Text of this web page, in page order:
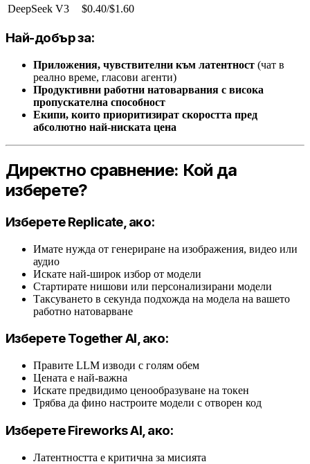
DeepSeek V3
$0.40/$1.60
Най-добър за:
Приложения, чувствителни към латентност (чат в
реално време, гласови агенти)
Продуктивни работни натоварвания с висока
пропускателна способност
Екипи, които приоритизират скоростта пред
абсолютно най-ниската цена
Директно сравнение: Кой да
изберете?
Изберете Replicate, ако:
Имате нужда от генериране на изображения, видео или
аудио
Искате най-широк избор от модели
Стартирате нишови или персонализирани модели
Таксуването в секунда подхожда на модела на вашето
работно натоварване
Изберете Together AI, ако:
Правите LLM изводи с голям обем
Цената е най-важна
Искате предвидимо ценообразуване на токен
Трябва да фино настроите модели с отворен код
Изберете Fireworks AI, ако:
Латентността е критична за мисията